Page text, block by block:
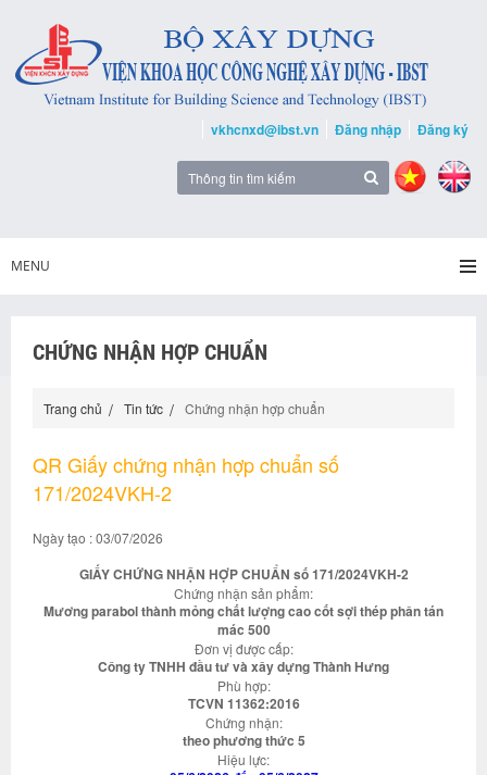
vkhcnxd@ibst.vn Đăng nhập Đăng ký
MENU
CHỨNG NHẬN HỢP CHUẨN
Trang chủ Tin tức Chứng nhận hợp chuẩn
QR Giấy chứng nhận hợp chuẩn số
171/2024VKH-2
Ngày tạo : 03/07/2026
GIẤY CHỨNG NHẬN HỢP CHUẨN số 171/2024VKH-2
Chứng nhận sản phẩm:
Mương parabol thành mỏng chất lượng cao cốt sợi thép phân tán
mác 500
Đơn vị được cấp:
Công ty TNHH đầu tư và xây dựng Thành Hưng
Phù hợp:
TCVN 11362:2016
Chứng nhận:
theo phương thức 5
Hiệu lực: